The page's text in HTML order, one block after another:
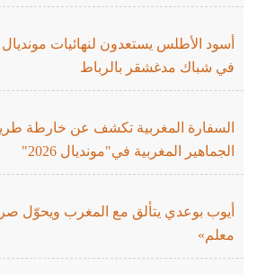
في شباك مدغشقر بالرباط
السفارة المغربية تكشف عن خارطة
الجماهير المغربية في"مونديال 2026"
أيوب بوعدي يتألق مع المغرب ويحوّل
معلم»